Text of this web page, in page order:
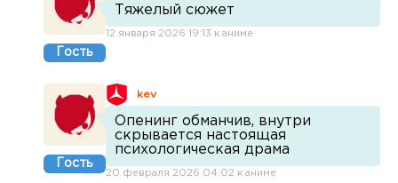
Гость
Тяжелый сюжет
12 января 2026 19:13 к аниме
Гость
kev
Опенинг обманчив, внутри
скрывается настоящая
психологическая драма
20 февраля 2026 04:02 к аниме